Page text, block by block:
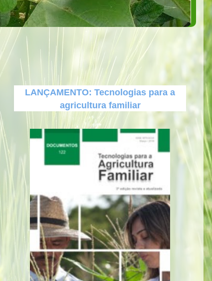
LANÇAMENTO: Tecnologias para a
agricultura familiar